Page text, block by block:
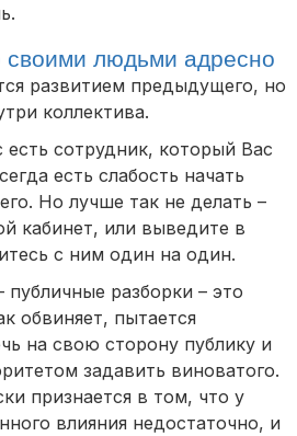
своими людьми адресно
развитием предыдущего, но
коллектива.
сотрудник, который Вас
есть слабость начать
Но лучше так не делать –
кабинет, или выведите в
с ним один на один.
разборки – это
обвиняет, пытается
на свою сторону публику и
задавить виноватого.
признается в том, что у
влияния недостаточно, и